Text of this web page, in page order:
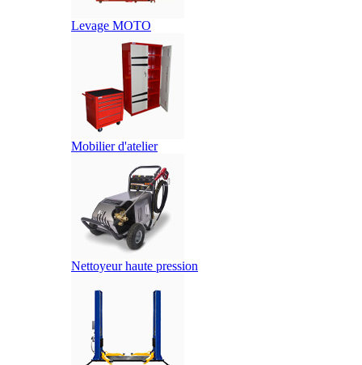
Levage MOTO
Mobilier d'atelier
Nettoyeur haute pression